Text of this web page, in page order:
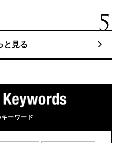
と見る
ーワード